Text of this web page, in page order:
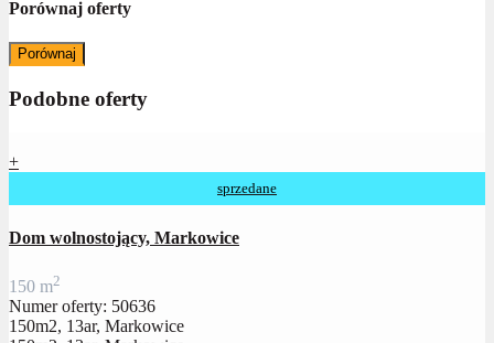
Porównaj oferty
Porównaj
Podobne oferty
+
sprzedane
Dom wolnostojący, Markowice
150 m2
Numer oferty: 50636
150m2, 13ar, Markowice